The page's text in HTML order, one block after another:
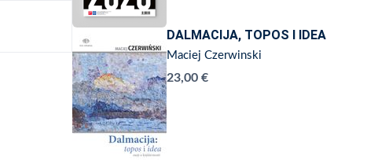
DALMACIJA, TOPOS I IDEA
Maciej Czerwinski
23,00 €